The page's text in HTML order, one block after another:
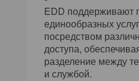
EDD поддерживают
единообразных
посредством
доступа,
разделение между
и службой.